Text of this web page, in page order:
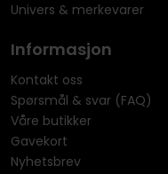
Univers & merkevarer
Informasjon
Kontakt oss
Spørsmål & svar (FAQ)
Våre butikker
Gavekort
Nyhetsbrev